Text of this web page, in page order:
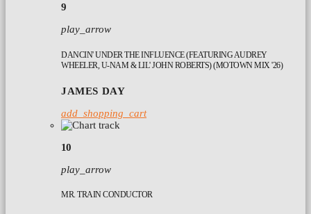
9
play_arrow
DANCIN' UNDER THE INFLUENCE (FEATURING AUDREY
WHEELER, U-NAM & LIL' JOHN ROBERTS) (MOTOWN MIX '26)
JAMES DAY
add_shopping_cart
10
play_arrow
MR. TRAIN CONDUCTOR